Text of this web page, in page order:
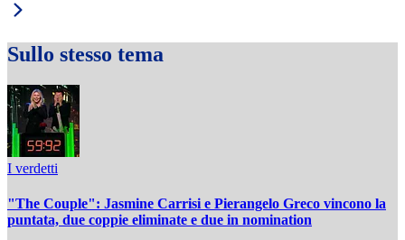
Sullo stesso tema
I verdetti
"The Couple": Jasmine Carrisi e Pierangelo Greco vincono la
puntata, due coppie eliminate e due in nomination